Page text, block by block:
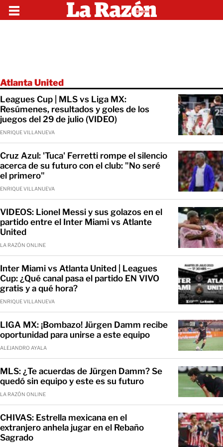
Atlanta United
Leagues Cup | MLS vs Liga MX:
Resúmenes, resultados y goles de los
juegos del 29 de julio (VIDEO)
ENRIQUE VILLANUEVA
Cruz Azul: 'Tuca' Ferretti rompe el silencio
acerca de su futuro con el club: "No seré
el primero"
ENRIQUE VILLANUEVA
VIDEOS: Lionel Messi y sus golazos en el
partido entre el Inter Miami vs Atlante
United
LA RAZÓN ONLINE
Inter Miami vs Atlanta United | Leagues
Cup: ¿Qué canal pasa el partido EN VIVO
gratis y a qué hora?
ENRIQUE VILLANUEVA
LIGA MX: ¡Bombazo! Jürgen Damm recibe
oportunidad para unirse a este equipo
ALEJANDRO AYALA
MLS: ¿Te acuerdas de Jürgen Damm? Se
quedó sin equipo y este es su futuro
LA RAZÓN ONLINE
CHIVAS: Estrella mexicana en el
extranjero anhela jugar en el Rebaño
Sagrado